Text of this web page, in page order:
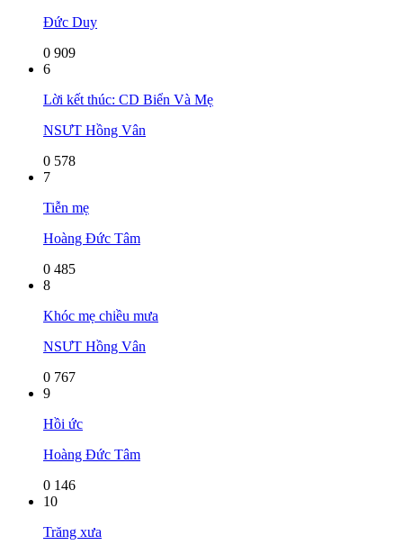
Đức Duy
0 909
6
Lời kết thúc: CD Biển Và Mẹ
NSƯT Hồng Vân
0 578
7
Tiễn mẹ
Hoàng Đức Tâm
0 485
8
Khóc mẹ chiều mưa
NSƯT Hồng Vân
0 767
9
Hồi ức
Hoàng Đức Tâm
0 146
10
Trăng xưa